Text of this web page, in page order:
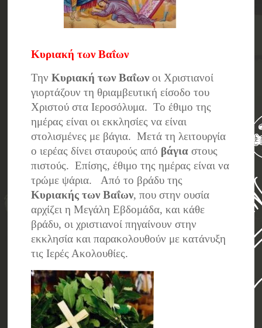
Κυριακή των Βαΐων
ΤηνΚυριακή των Βαΐωνοι Χριστιανοί
γιορτάζουν τη θριαμβευτική είσοδο του
Χριστού στα Ιεροσόλυμα. Το έθιμο της
ημέρας είναι οι εκκλησίες να είναι
στολισμένες με βάγια. Μετά τη λειτουργία
ο ιερέας δίνει σταυρούς από βάγια στους
πιστούς. Επίσης, έθιμο της ημέρας είναι να
τρώμε ψάρια. Από το βράδυ της
Κυριακής των Βαΐων, που στην ουσία
αρχίζει η Μεγάλη Εβδομάδα, και κάθε
βράδυ, οι χριστιανοί πηγαίνουν στην
εκκλησία και παρακολουθούν με κατάνυξη
τις Ιερές Ακολουθίες.